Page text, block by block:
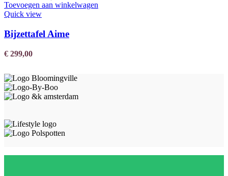
Toevoegen aan winkelwagen
Quick view
Bijzettafel Aime
€ 299,00